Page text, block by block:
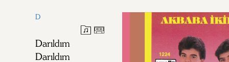
D
Darıldım
Darıldım